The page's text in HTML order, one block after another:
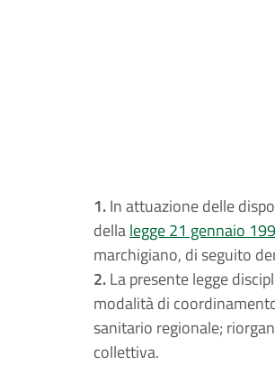
1.In attuazione delle
dellalegge 21 gennaio
marchigiano, di seguito
2.La presente legge
modalità di
sanitario regionale;
collettiva.